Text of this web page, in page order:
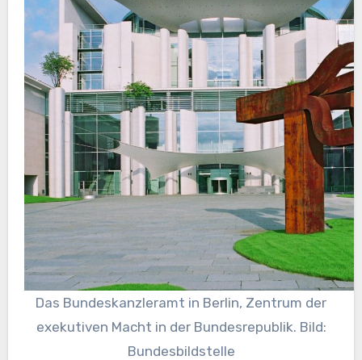
Das Bundeskanzleramt in Berlin, Zentrum der
exekutiven Macht in der Bundesrepublik. Bild:
Bundesbildstelle